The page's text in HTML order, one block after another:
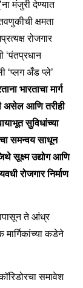
मंजुरी देण्यात
क्षमता
रोजगार
‘पंतप्रधान
‘प्लग अँड प्ले’
भारताचा मार्ग
असेल आणि तरीही
सुविधांच्या
समन्वय साधून
सूक्ष्म उद्योग आणि
रोजगार निर्माण
ते आंध्र
कडेने
समावेश